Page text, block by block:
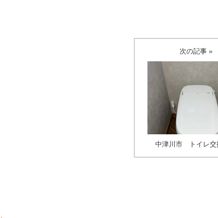
次の記事 »
中津川市 トイレ交